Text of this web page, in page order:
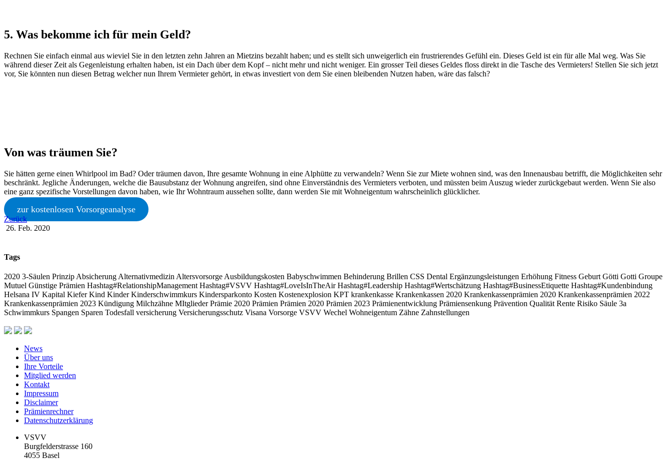
5. Was bekomme ich für mein Geld?
Rechnen Sie einfach einmal aus wieviel Sie in den letzten zehn Jahren an Mietzins bezahlt haben; und es stellt sich unweigerlich ein frustrierendes Gefühl ein. Dieses Geld ist ein für alle Mal weg. Was Sie
während dieser Zeit als Gegenleistung erhalten haben, ist ein Dach über dem Kopf – nicht mehr und nicht weniger. Ein grosser Teil dieses Geldes floss direkt in die Tasche des Vermieters! Stellen Sie sich jetzt
vor, Sie könnten nun diesen Betrag welcher nun Ihrem Vermieter gehört, in etwas investiert von dem Sie einen bleibenden Nutzen haben, wäre das falsch?
Von was träumen Sie?
Sie hätten gerne einen Whirlpool im Bad? Oder träumen davon, Ihre gesamte Wohnung in eine Alphütte zu verwandeln? Wenn Sie zur Miete wohnen sind, was den Innenausbau betrifft, die Möglichkeiten sehr
beschränkt. Jegliche Änderungen, welche die Bausubstanz der Wohnung angreifen, sind ohne Einverständnis des Vermieters verboten, und müssten beim Auszug wieder zurückgebaut werden. Wenn Sie also
eine ganz spezifische Vorstellungen davon haben, wie Ihr Wohntraum aussehen sollte, dann werden Sie mit Wohneigentum wahrscheinlich glücklicher.
zur kostenlosen Vorsorgeanalyse
Zurück
26. Feb. 2020
Tags
2020 3-Säulen Prinzip Absicherung Alternativmedizin Altersvorsorge Ausbildungskosten Babyschwimmen Behinderung Brillen CSS Dental Ergänzungsleistungen Erhöhung Fitness Geburt Götti Gotti Groupe
Mutuel Günstige Prämien Hashtag#RelationshipManagement Hashtag#VSVV Hashtag#LoveIsInTheAir Hashtag#Leadership Hashtag#Wertschätzung Hashtag#BusinessEtiquette Hashtag#Kundenbindung
Helsana IV Kapital KieferKind KinderKinderschwimmkurs Kindersparkonto Kosten Kostenexplosion KPT krankenkasse Krankenkassen 2020 Krankenkassenprämien 2020 Krankenkassenprämien 2022
Krankenkassenprämien 2023 Kündigung Milchzähne MItgliederPrämie 2020 Prämien Prämien 2020 Prämien 2023 Prämienentwicklung Prämiensenkung Prävention Qualität Rente Risiko Säule 3a
Schwimmkurs Spangen Sparen Todesfall versicherung Versicherungsschutz Visana Vorsorge VSVV Wechel Wohneigentum Zähne Zahnstellungen
News
Über uns
Ihre Vorteile
Mitglied werden
Kontakt
Impressum
Disclaimer
Prämienrechner
Datenschutzerklärung
VSVV
Burgfelderstrasse 160
4055 Basel